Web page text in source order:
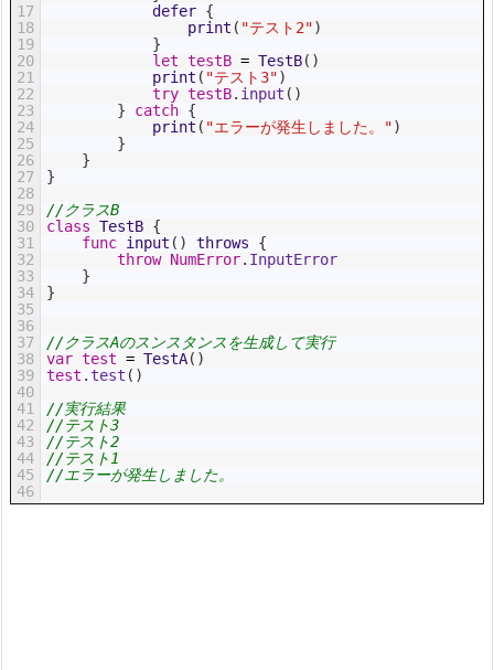
17
18
19
20
21
22
23
24
25
26
27
28
29
30
31
32
33
34
35
36
37
38
39
40
41
42
43
44
45
46
defer {
print ( "テスト2")
}
let testB = TestB( )
print ( "テスト3")
try testB. input ( )
}
catch {
print ( "エラーが発生しました。")
}
}
}
//クラスB
class TestB {
func input ( ) throws
{
throw NumError. InputError
}
}
//クラスAのスンスタンスを生成して実行
var test = TestA( )
test .test ( )
//実行結果
//テスト3
//テスト2
//テスト1
//エラーが発生しました。